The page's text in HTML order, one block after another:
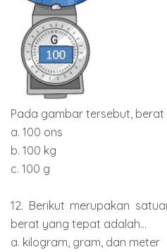
Pada gambar tersebut, berat
a. 100 ons
b. 100 kg
c. 100 g
12. Berikut merupakan
berat yang tepat adalah...
a. kilogram, gram, dan meter